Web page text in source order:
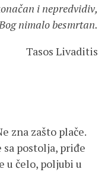
i nepredvidiv,
nimalo besmrtan.
Tasos Livaditis
zna zašto plače.
postolja, priđe
u čelo, poljubi u